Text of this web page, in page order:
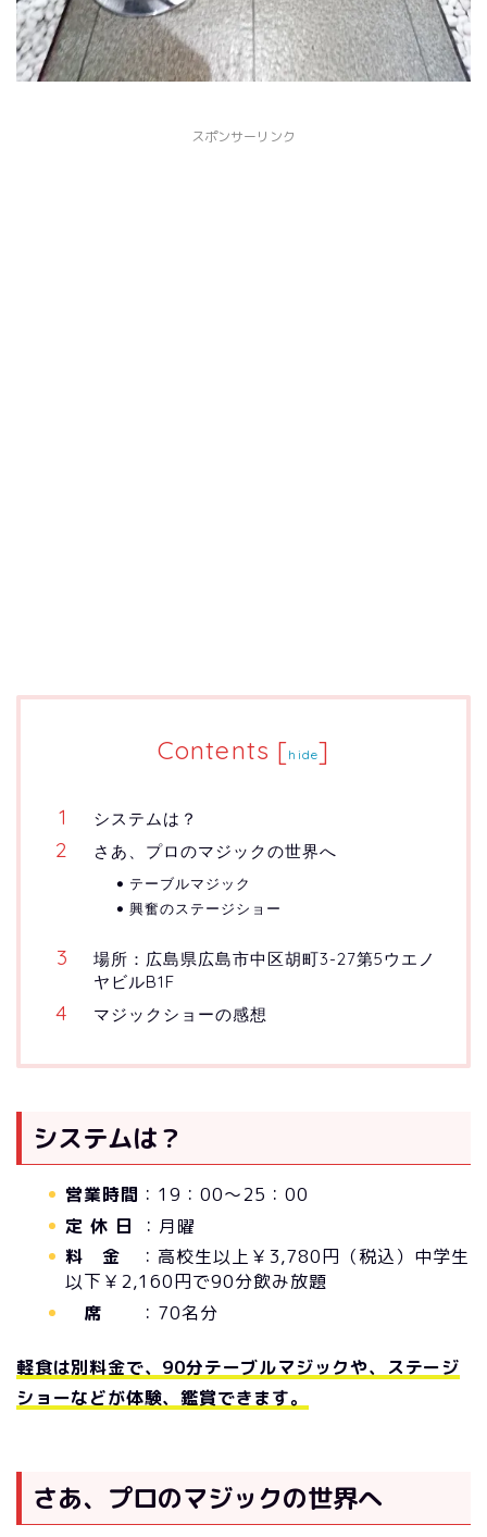
スポンサーリンク
Contents [hide]
システムは？
さあ、プロのマジックの世界へ
テーブルマジック
興奮のステージショー
場所：広島県広島市中区胡町3-27第5ウエノ
ヤビルB1F
マジックショーの感想
システムは？
営業時間 ：19：00～25：00
定 休 日
：月曜
料 金
：高校生以上￥3,780円（税込）中学生
以下￥2,160円で90分飲み放題
席
：70名分
軽食は別料金で、90分テーブルマジックや、ステージ
ショーなどが体験、鑑賞できます。
さあ、プロのマジックの世界へ